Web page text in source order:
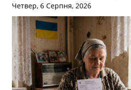
Четвер, 6 Серпня, 2026